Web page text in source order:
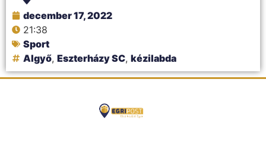
december 17, 2022
21:38
Sport
Algyő, Eszterházy SC, kézilabda